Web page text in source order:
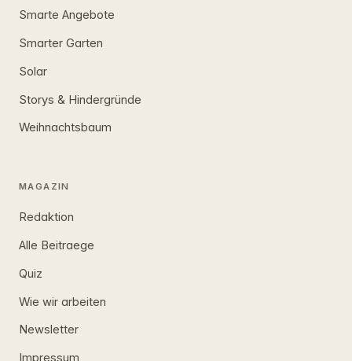
Smarte Angebote
Smarter Garten
Solar
Storys & Hindergründe
Weihnachtsbaum
MAGAZIN
Redaktion
Alle Beitraege
Quiz
Wie wir arbeiten
Newsletter
Impressum